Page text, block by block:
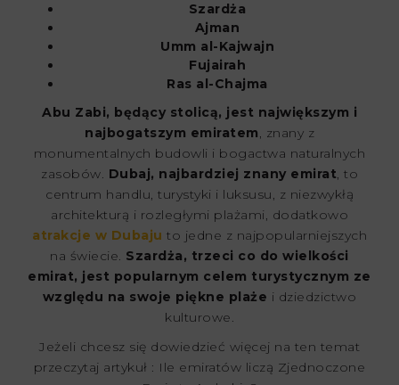
Szardża
Ajman
Umm al-Kajwajn
Fujairah
Ras al-Chajma
Abu Zabi, będący stolicą, jest największym i
najbogatszym emiratem, znany z
monumentalnych budowli i bogactwa naturalnych
zasobów. Dubaj, najbardziej znany emirat, to
centrum handlu, turystyki i luksusu, z niezwykłą
architekturą i rozległymi plażami, dodatkowo
atrakcje w Dubaju to jedne z najpopularniejszych
na świecie. Szardża, trzeci co do wielkości
emirat, jest popularnym celem turystycznym ze
względu na swoje piękne plaże i dziedzictwo
kulturowe.
Jeżeli chcesz się dowiedzieć więcej na ten temat
przeczytaj artykuł : Ile emiratów liczą Zjednoczone